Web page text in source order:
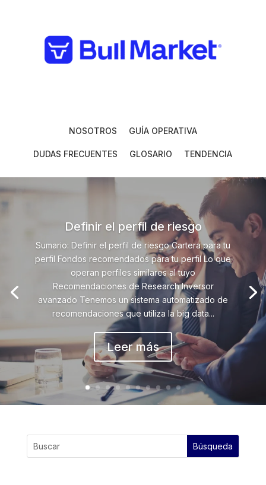
NOSOTROS GUÍA OPERATIVA
DUDAS FRECUENTES GLOSARIO TENDENCIA
Definir el perfil de riesgo
Sumario: Definir el perfil de riesgo Cartera para tu
perfil Fondos recomendados para tu perfil Lo que
operan perfiles similares al tuyo
Recomendaciones de Research Inversor
avanzado Tenemos un sistema automatizado de
recomendaciones que utiliza la big data...
Leer más